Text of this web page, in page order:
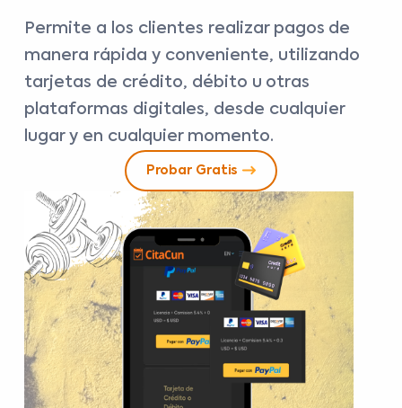
Permite a los clientes realizar pagos de
manera rápida y conveniente, utilizando
tarjetas de crédito, débito u otras
plataformas digitales, desde cualquier
lugar y en cualquier momento.
Probar Gratis